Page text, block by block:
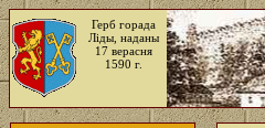
Герб горада
Ліды, наданы
17 верасня
1590 г.